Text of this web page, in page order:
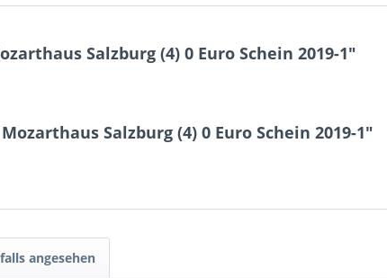
Salzburg (4) 0 Euro Schein 2019-1"
Salzburg (4) 0 Euro Schein 2019-1"
angesehen